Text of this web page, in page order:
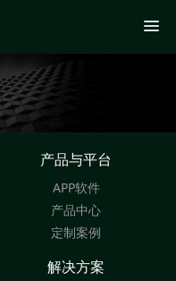
产品与平台
APP软件
产品中心
定制案例
解决方案